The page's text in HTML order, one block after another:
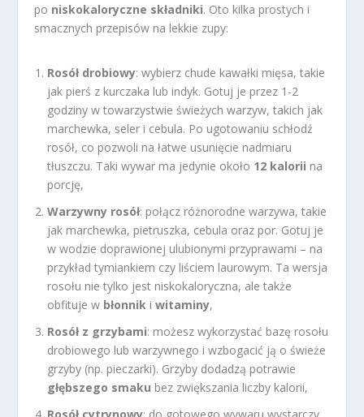
po niskokaloryczne składniki. Oto kilka prostych i
smacznych przepisów na lekkie zupy:
Rosół drobiowy: wybierz chude kawałki mięsa, takie
jak pierś z kurczaka lub indyk. Gotuj je przez 1-2
godziny w towarzystwie świeżych warzyw, takich jak
marchewka, seler i cebula. Po ugotowaniu schłodź
rosół, co pozwoli na łatwe usunięcie nadmiaru
tłuszczu. Taki wywar ma jedynie około 12 kalorii na
porcję,
Warzywny rosół: połącz różnorodne warzywa, takie
jak marchewka, pietruszka, cebula oraz por. Gotuj je
w wodzie doprawionej ulubionymi przyprawami – na
przykład tymiankiem czy liściem laurowym. Ta wersja
rosołu nie tylko jest niskokaloryczna, ale także
obfituje w błonnik iwitaminy,
Rosół z grzybami: możesz wykorzystać bazę rosołu
drobiowego lub warzywnego i wzbogacić ją o świeże
grzyby (np. pieczarki). Grzyby dodadzą potrawie
głębszego smaku bez zwiększania liczby kalorii,